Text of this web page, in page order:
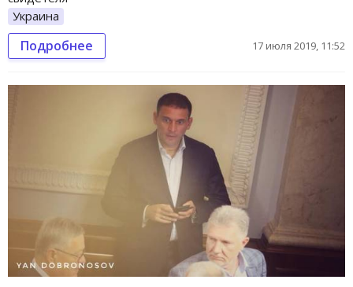
Украина
Подробнее 17 июля 2019, 11:52